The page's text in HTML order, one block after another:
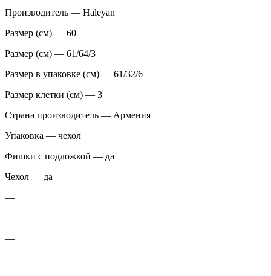
Производитель — Haleyan
Размер (см) — 60
Размер (см) — 61/64/3
Размер в упаковке (см) — 61/32/6
Размер клетки (см) — 3
Страна производитель — Армения
Упаковка — чехол
Фишки с подложкой — да
Чехол — да
—
—
—
—